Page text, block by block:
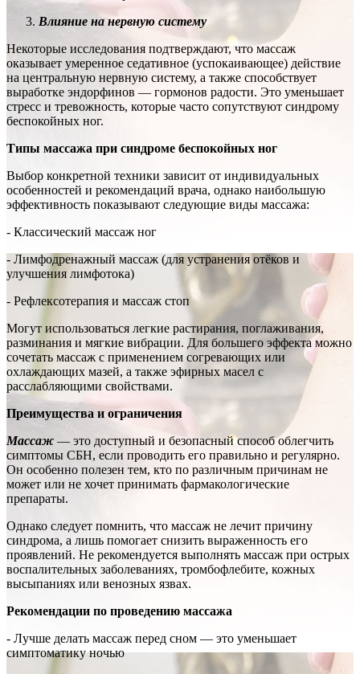
Влияние на нервную систему
Некоторые исследования подтверждают, что массаж
оказывает умеренное седативное (успокаивающее) действие
на центральную нервную систему, а также способствует
выработке эндорфинов — гормонов радости. Это уменьшает
стресс и тревожность, которые часто сопутствуют синдрому
беспокойных ног.
Типы массажа при синдроме беспокойных ног
Выбор конкретной техники зависит от индивидуальных
особенностей и рекомендаций врача, однако наибольшую
эффективность показывают следующие виды массажа:
- Классический массаж ног
- Лимфодренажный массаж (для устранения отёков и
улучшения лимфотока)
- Рефлексотерапия и массаж стоп
Могут использоваться легкие растирания, поглаживания,
разминания и мягкие вибрации. Для большего эффекта можно
сочетать массаж с применением согревающих или
охлаждающих мазей, а также эфирных масел с
расслабляющими свойствами.
Преимущества и ограничения
Массаж — это доступный и безопасный способ облегчить
симптомы СБН, если проводить его правильно и регулярно.
Он особенно полезен тем, кто по различным причинам не
может или не хочет принимать фармакологические
препараты.
Однако следует помнить, что массаж не лечит причину
синдрома, а лишь помогает снизить выраженность его
проявлений. Не рекомендуется выполнять массаж при острых
воспалительных заболеваниях, тромбофлебите, кожных
высыпаниях или венозных язвах.
Рекомендации по проведению массажа
- Лучше делать массаж перед сном — это уменьшает
симптоматику ночью